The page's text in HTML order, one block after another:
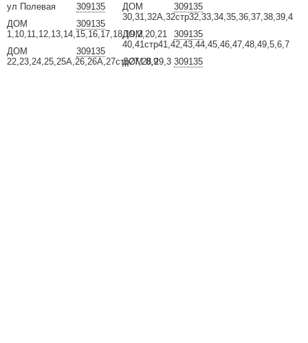
309135
ул Полевая
309135
ДОМ
1,10,11,12,13,14,15,16,17,18,19,2,20,21
309135
ДОМ
22,23,24,25,25А,26,26А,27стр27,28,29,3
309135
ДОМ
30,31,32А,32стр32,33,34,35,36,37,38,39,4
309135
ДОМ
40,41стр41,42,43,44,45,46,47,48,49,5,6,7
309135
ДОМ 8,9